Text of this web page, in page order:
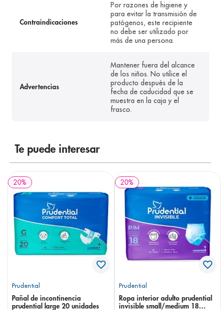
Contraindicaciones
Por razones de higiene y
para evitar la transmisión de
patógenos, este recipiente
no debe ser utilizado por
más de una persona.
Advertencias
Mantener fuera del alcance
de los niños. No utilice el
producto después de la
fecha de caducidad que se
muestra en la caja y el
frasco.
Te puede interesar
20%
Prudential
Pañal de incontinencia
prudential large 20 unidades
20%
Prudential
Ropa interior adulto prudential
invisible small/medium 18